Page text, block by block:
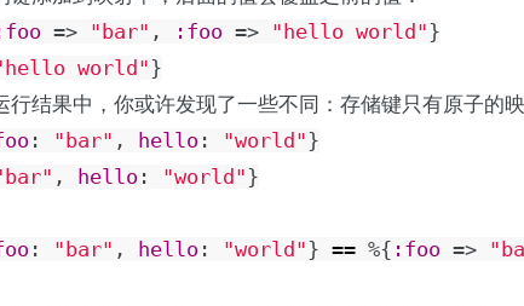
=> "bar" , :foo => "hello world"}
world"}
行结果中，你或许发现了一些不同：存储键只有原子的
: "bar" , hello : "world"}
, hello : "world"}
: "bar" , hello : "world"} == %{ :foo =>